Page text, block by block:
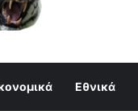
Εθνικά